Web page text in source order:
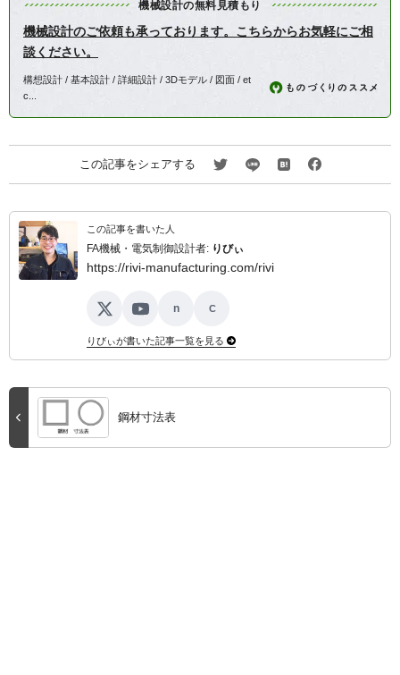
機械設計の無料見積もり
機械設計のご依頼も承っております。こちらからお気軽にご相
談ください。
構想設計 / 基本設計 / 詳細設計 / 3Dモデル / 図面 / et
c...
この記事をシェアする
この記事を書いた人
FA機械・電気制御設計者: りびぃ
https://rivi-manufacturing.com/rivi
X YouTube
n C
りびぃが書いた記事一覧を見る
鋼材寸法表